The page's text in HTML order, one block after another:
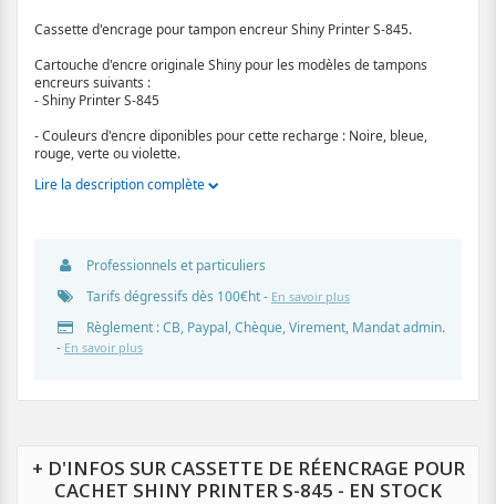
Cassette d'encrage pour tampon encreur Shiny Printer S-845.
Cartouche d'encre originale Shiny pour les modèles de tampons
encreurs suivants :
- Shiny Printer S-845
- Couleurs d'encre diponibles pour cette recharge : Noire, bleue,
rouge, verte ou violette.
Lire la description complète
Professionnels et particuliers
Tarifs dégressifs dès 100€ht - En savoir plus
Règlement : CB, Paypal, Chèque, Virement, Mandat admin.
- En savoir plus
+ D'INFOS SUR CASSETTE DE RÉENCRAGE POUR
CACHET SHINY PRINTER S-845 - EN STOCK